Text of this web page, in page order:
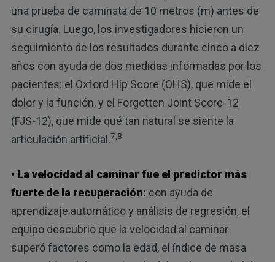
una prueba de caminata de 10 metros (m) antes de
su cirugía. Luego, los investigadores hicieron un
seguimiento de los resultados durante cinco a diez
años con ayuda de dos medidas informadas por los
pacientes: el Oxford Hip Score (OHS), que mide el
dolor y la función, y el Forgotten Joint Score-12
(FJS-12), que mide qué tan natural se siente la
articulación artificial.7,8
• La velocidad al caminar fue el predictor más
fuerte de la recuperación: con ayuda de
aprendizaje automático y análisis de regresión, el
equipo descubrió que la velocidad al caminar
superó factores como la edad, el índice de masa